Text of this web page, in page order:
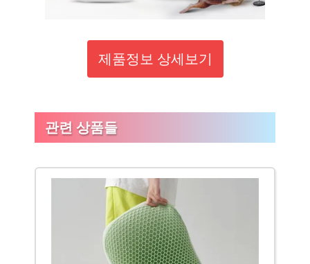
제품정보 상세보기
관련 상품들